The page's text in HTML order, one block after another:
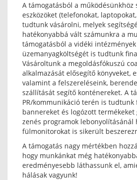
A támogatásból a működésünkhöz
eszközöket (telefonokat,
tudtunk vásárolni, melyek
hatékonyabbá vált számunkra a
támogatásból a vidéki
üzemanyagköltségét is tudtunk
Vásároltunk a megoldásfókuszú
alkalmazását elősegítő könyveket,
valamint a felszereléseink,
szállítását segítő konténereket. A
PR/kommunikáció terén is
bannereket és logózott
zenés programok lebonyolításánál
fülmonitorokat is sikerült
A támogatás nagy mértékben
hogy munkánkat még
eredményesebb láthassunk el,
hálásak vagyunk!